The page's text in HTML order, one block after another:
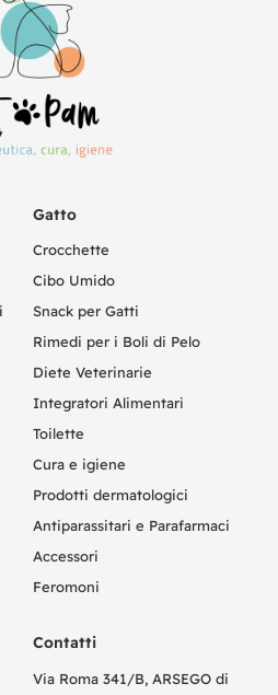
Gatto
Crocchette
Cibo Umido
Snack per Gatti
Rimedi per i Boli di Pelo
Diete Veterinarie
Integratori Alimentari
Toilette
Cura e igiene
Prodotti dermatologici
Antiparassitari e Parafarmaci
Accessori
Feromoni
Contatti
Via Roma 341/B, ARSEGO di